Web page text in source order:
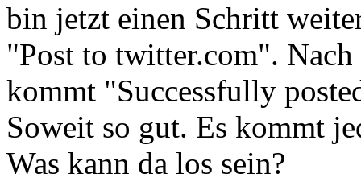
bin jetzt einen Schritt
"Post to twitter.com".
kommt "Successfully
Soweit so gut. Es kommt
Was kann da los sein?